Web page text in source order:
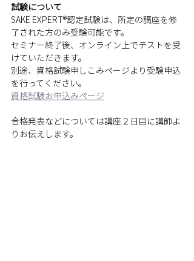
試験について
SAKE EXPERT®認定試験は、所定の講座を修
了された方のみ受験可能です。
セミナー終了後、オンライン上でテストを受
けていただきます。
別途、資格試験申しこみページより受験申込
を行ってください。
資格試験お申込みページ
合格発表などについては講座２日目に講師よ
りお伝えします。